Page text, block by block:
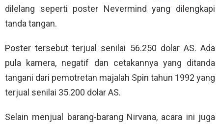
dilelang seperti poster Nevermind yang dilengkapi
tanda tangan.
Poster tersebut terjual senilai 56.250 dolar AS. Ada
pula kamera, negatif dan cetakannya yang ditanda
tangani dari pemotretan majalah Spin tahun 1992 yang
terjual senilai 35.200 dolar AS.
Selain menjual barang-barang Nirvana, acara ini juga